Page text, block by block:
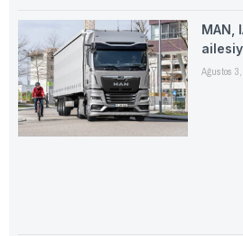
MAN,
Ağustos